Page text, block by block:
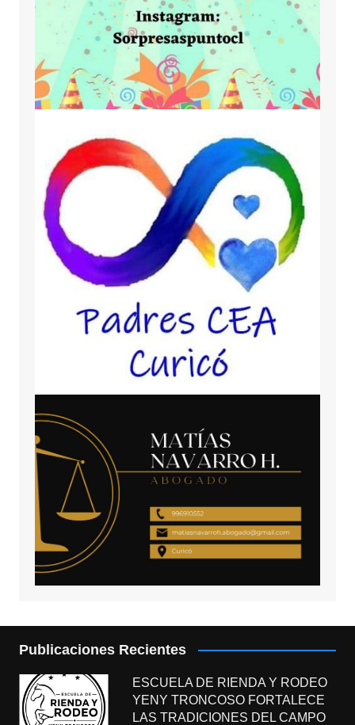
Publicaciones Recientes
ESCUELA DE RIENDA Y RODEO
YENY TRONCOSO FORTALECE
LAS TRADICIONES DEL CAMPO